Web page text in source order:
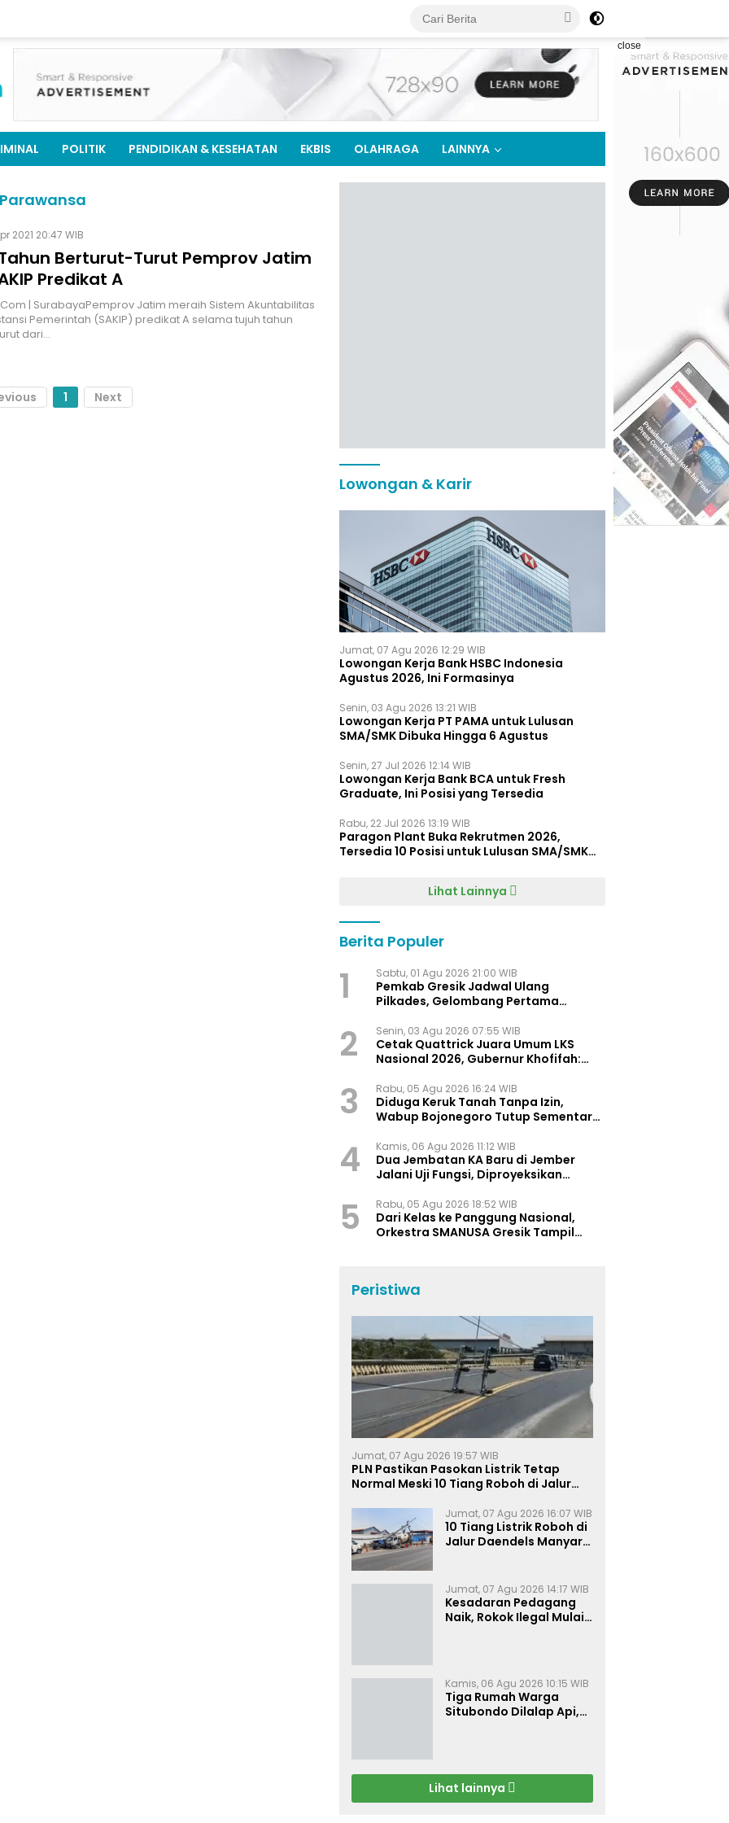
close
POLITIK PENDIDIKAN & KESEHATAN EKBIS OLAHRAGA LAINNYA
2021 20:47 WIB
Berturut-Turut Pemprov Jatim
Predikat A
| SurabayaPemprov Jatim meraih Sistem Akuntabilitas
Pemerintah (SAKIP) predikat A selama tujuh tahun
dari…
1 Next
Lowongan & Karir
Jumat, 07 Agu 2026 12:29 WIB
Lowongan Kerja Bank HSBC Indonesia
Agustus 2026, Ini Formasinya
Senin, 03 Agu 2026 13:21 WIB
Lowongan Kerja PT PAMA untuk Lulusan
SMA/SMK Dibuka Hingga 6 Agustus
Senin, 27 Jul 2026 12:14 WIB
Lowongan Kerja Bank BCA untuk Fresh
Graduate, Ini Posisi yang Tersedia
Rabu, 22 Jul 2026 13:19 WIB
Paragon Plant Buka Rekrutmen 2026,
Tersedia 10 Posisi untuk Lulusan SMA/SMK
Lihat Lainnya
Berita Populer
1 Sabtu, 01 Agu 2026 21:00 WIB
Pemkab Gresik Jadwal Ulang
Pilkades, Gelombang Pertama
2 Senin, 03 Agu 2026 07:55 WIB
Cetak Quattrick Juara Umum LKS
Nasional 2026, Gubernur Khofifah:
Indonesia
3 Rabu, 05 Agu 2026 16:24 WIB
Diduga Keruk Tanah Tanpa Izin,
Wabup Bojonegoro Tutup Sementara
4 Kamis, 06 Agu 2026 11:12 WIB
Dua Jembatan KA Baru di Jember
Jalani Uji Fungsi, Diproyeksikan
5 Rabu, 05 Agu 2026 18:52 WIB
Dari Kelas ke Panggung Nasional,
Orkestra SMANUSA Gresik Tampil
Peristiwa
Jumat, 07 Agu 2026 19:57 WIB
PLN Pastikan Pasokan Listrik Tetap
Normal Meski 10 Tiang Roboh di Jalur
Jumat, 07 Agu 2026 16:07 WIB
10 Tiang Listrik Roboh di
Jalur Daendels Manyar
Jumat, 07 Agu 2026 14:17 WIB
Kesadaran Pedagang
Naik, Rokok Ilegal Mulai
Kamis, 06 Agu 2026 10:15 WIB
Tiga Rumah Warga
Situbondo Dilalap Api,
Lihat lainnya